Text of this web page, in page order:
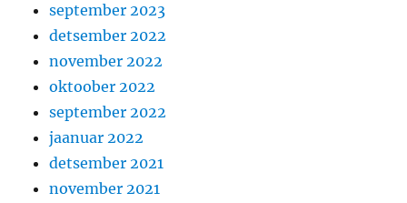
september 2023
detsember 2022
november 2022
oktoober 2022
september 2022
jaanuar 2022
detsember 2021
november 2021